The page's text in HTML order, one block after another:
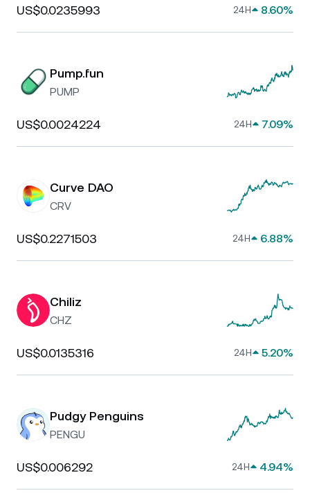
US$0.0235993 24H 8.60%
Pump.fun
PUMP
US$0.0024224 24H 7.09%
Curve DAO
CRV
US$0.2271503 24H 6.88%
Chiliz
CHZ
US$0.0135316 24H 5.20%
Pudgy Penguins
PENGU
US$0.006292 24H 4.94%